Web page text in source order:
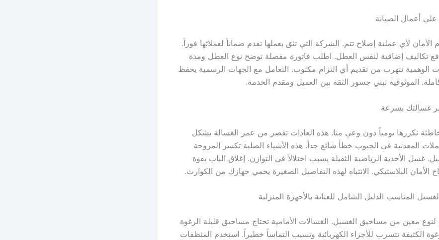
أعمال الصيانة
لأي عملية إصلاح تتم. الشركة التي تثق بعملها تقدم ضماناً لعملائها فوراً.
تكاليف إضافية لنفس العطل. اطلب فاتورة مفصلة توضح نوع العطل ومدة
الوهمية تتهرب من تقديم أي التزام مكتوب. التعامل مع الجهات الرسمية يحفظ
الموثوقية تبني جسور الثقة بين العميل ومقدم الخدمة.
غسالتك بسرعة
نكررها يومياً دون وعي منا. هذه العادات تقصر من عمر الغسالة بشكل
المعدنية في الجيوب خطأ شائع جداً. هذه الأشياء الصلبة تكسر المروحة
غسل الأحذية الرياضية الثقيلة يسبب اختلالاً في التوازن. إغلاق الباب بقوة
الأمان البلاستيكي. الانتباه لهذه التفاصيل الصغيرة يحمي جهازك من الكوارث.
المناسب الدليل الشامل للعناية بالأجهزة المنزلية
معين من مساحيق الغسيل. الغسالات الأمامية تحتاج مساحيق قليلة الرغوة
الكثيفة تتسرب للأجزاء الكهربائية وتسبب التماساً خطيراً. استخدم المنظفات